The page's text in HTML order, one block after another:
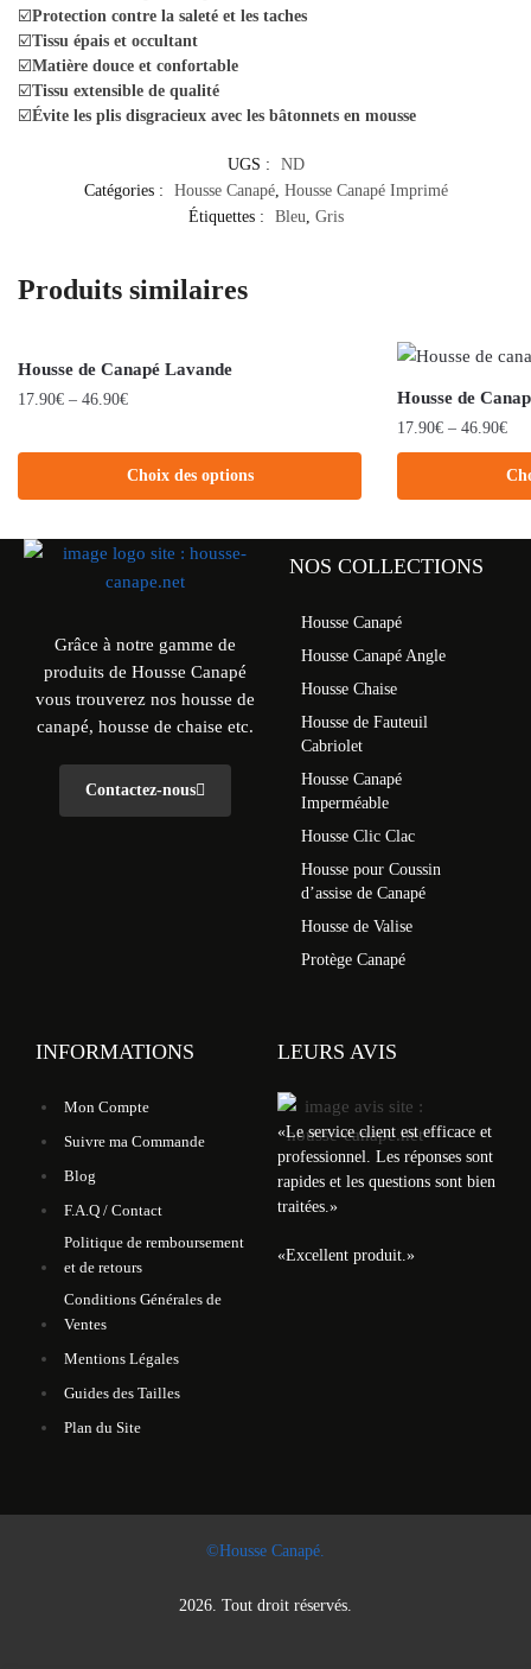
☑️Protection contre la saleté et les taches
☑️Tissu épais et occultant
☑️Matière douce et confortable
☑️Tissu extensible de qualité
☑️Évite les plis disgracieux avec les bâtonnets en mousse
UGS :
ND
Catégories :
Housse Canapé, Housse Canapé Imprimé
Étiquettes :
Bleu, Gris
Produits similaires
Housse de Canapé Lavande
17.90€ – 46.90€
Choix des options
Housse de
17.90€ – 46.90€
Grâce à notre gamme de
produits de Housse Canapé
vous trouverez nos housse de
canapé, housse de chaise etc.
Contactez-nous
NOS COLLECTIONS
Housse Canapé
Housse Canapé Angle
Housse Chaise
Housse de Fauteuil
Cabriolet
Housse Canapé
Imperméable
Housse Clic Clac
Housse pour Coussin
d’assise de Canapé
Housse de Valise
Protège Canapé
INFORMATIONS
Mon Compte
Suivre ma Commande
Blog
F.A.Q / Contact
Politique de remboursement
et de retours
Conditions Générales de
Ventes
Mentions Légales
Guides des Tailles
Plan du Site
LEURS AVIS
«Le service client est efficace et
professionnel. Les réponses sont
rapides et les questions sont bien
traitées.»
«Excellent produit.»
©Housse Canapé.
2026. Tout droit réservés.